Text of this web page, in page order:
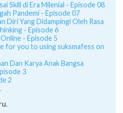
Skill di Era Milenial - Episode 08
Pandemi - Episode 07
Diri Yang Didampingi Oleh Rasa
- Episode 6
- Episode 5
for you to using suksmafess on
Dan Karya Anak Bangsa
3
2